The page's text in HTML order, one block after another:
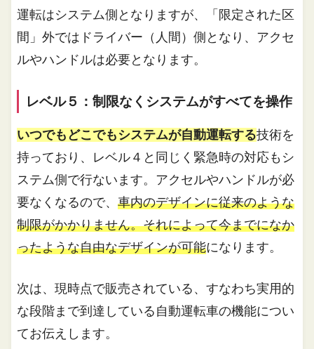
運転はシステム側となりますが、「限定された区
間」外ではドライバー（人間）側となり、アクセ
ルやハンドルは必要となります。
レベル５：制限なくシステムがすべてを操作
いつでもどこでもシステムが自動運転する技術を
持っており、レベル４と同じく緊急時の対応もシ
ステム側で行ないます。アクセルやハンドルが必
要なくなるので、車内のデザインに従来のような
制限がかかりません。それによって今までになか
ったような自由なデザインが可能になります。
次は、現時点で販売されている、すなわち実用的
な段階まで到達している自動運転車の機能につい
てお伝えします。